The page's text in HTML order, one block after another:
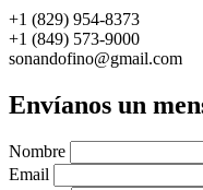
+1 (829) 954-8373
+1 (849) 573-9000
sonandofino@gmail.com
Envíanos un
Nombre
Email